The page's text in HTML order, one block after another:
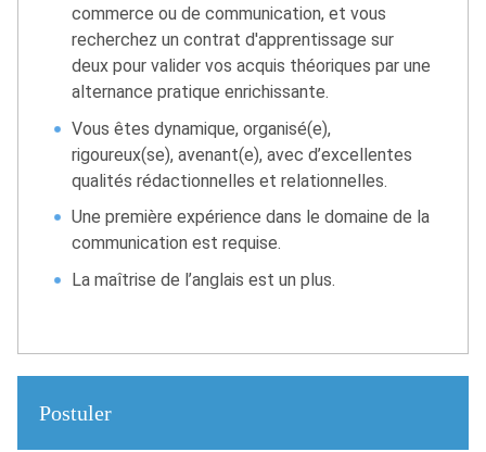
commerce ou de communication, et vous
recherchez un contrat d'apprentissage sur
deux pour valider vos acquis théoriques par une
alternance pratique enrichissante.
Vous êtes dynamique, organisé(e),
rigoureux(se), avenant(e), avec d’excellentes
qualités rédactionnelles et relationnelles.
Une première expérience dans le domaine de la
communication est requise.
La maîtrise de l’anglais est un plus.
Postuler